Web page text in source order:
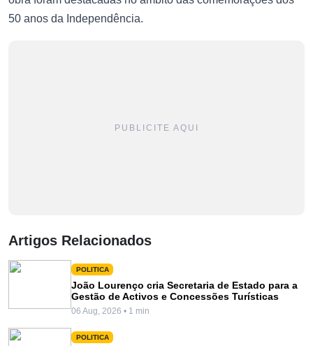
50 anos da Independência.
PUBLICITE AQUI
Artigos Relacionados
POLITICA
João Lourenço cria Secretaria de Estado para a
Gestão de Activos e Concessões Turísticas
06 Aug, 2026 • 1 min
POLITICA